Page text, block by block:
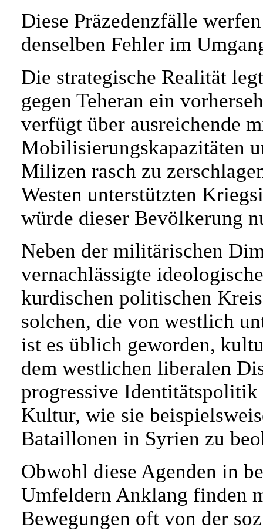
Diese Präzedenzfälle
denselben Fehler im
Die strategische Realität
gegen Teheran ein
verfügt über ausreichende
Mobilisierungskapazitäten
Milizen rasch zu
Westen unterstützten
würde dieser Bevölkerung
Neben der militärischen
vernachlässigte
kurdischen politischen
solchen, die von westlich
ist es üblich geworden,
dem westlichen liberalen
progressive Identitätspolitik
Kultur, wie sie
Bataillonen in Syrien zu
Obwohl diese Agenden in
Umfeldern Anklang finden
Bewegungen oft von der